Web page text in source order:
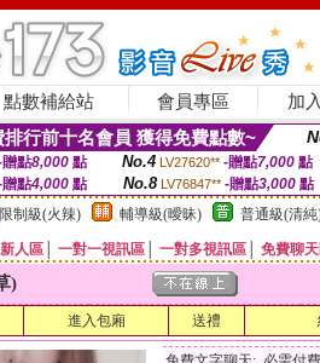
點數補給站 會員專區 加
行前十名會員 獲得免費點數~
贈點8,000點 No.4 LV27620** -贈點7,000點
贈點4,000 點 No.8 LV76847** -贈點3,000 點
限制級(火辣) 輔導級(曖昧) 普通級(清純
新人區 一對一視訊區 一對多視訊區 免費聊
)
進入包廂 送禮